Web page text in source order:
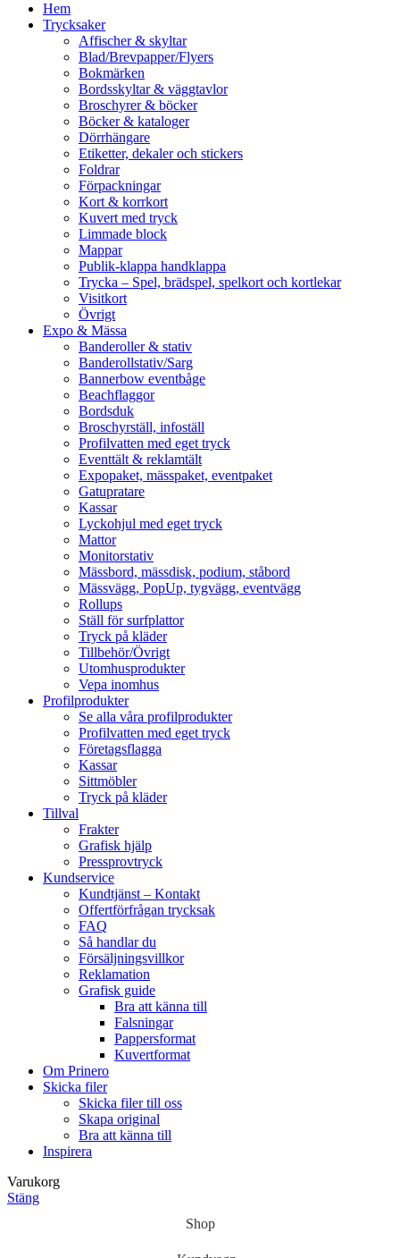
Hem
Trycksaker
Affischer & skyltar
Blad/Brevpapper/Flyers
Bokmärken
Bordsskyltar & väggtavlor
Broschyrer & böcker
Böcker & kataloger
Dörrhängare
Etiketter, dekaler och stickers
Foldrar
Förpackningar
Kort & korrkort
Kuvert med tryck
Limmade block
Mappar
Publik-klappa handklappa
Trycka – Spel, brädspel, spelkort och kortlekar
Visitkort
Övrigt
Expo & Mässa
Banderoller & stativ
Banderollstativ/Sarg
Bannerbow eventbåge
Beachflaggor
Bordsduk
Broschyrställ, infoställ
Profilvatten med eget tryck
Eventtält & reklamtält
Expopaket, mässpaket, eventpaket
Gatupratare
Kassar
Lyckohjul med eget tryck
Mattor
Monitorstativ
Mässbord, mässdisk, podium, ståbord
Mässvägg, PopUp, tygvägg, eventvägg
Rollups
Ställ för surfplattor
Tryck på kläder
Tillbehör/Övrigt
Utomhusprodukter
Vepa inomhus
Profilprodukter
Se alla våra profilprodukter
Profilvatten med eget tryck
Företagsflagga
Kassar
Sittmöbler
Tryck på kläder
Tillval
Frakter
Grafisk hjälp
Pressprovtryck
Kundservice
Kundtjänst – Kontakt
Offertförfrågan trycksak
FAQ
Så handlar du
Försäljningsvillkor
Reklamation
Grafisk guide
Bra att känna till
Falsningar
Pappersformat
Kuvertformat
Om Prinero
Skicka filer
Skicka filer till oss
Skapa original
Bra att känna till
Inspirera
Varukorg
Stäng
Shop